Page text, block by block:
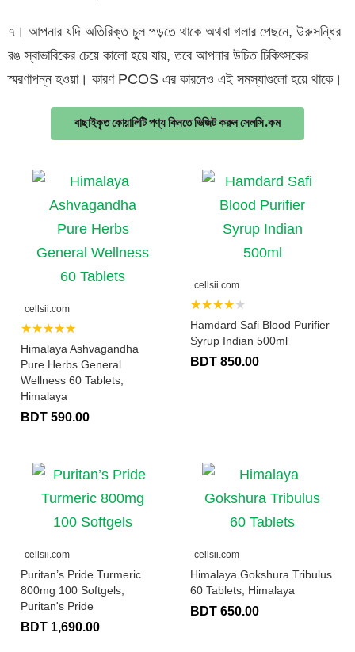
৭। আপনার যদি অতিরিক্ত চুল পড়তে থাকে অথবা গলার পেছনে, উরুসন্ধির
রঙ স্বাভাবিকের চেয়ে কালো হয়ে যায়, তবে আপনার উচিত চিকিৎসকের
স্মরণাপন্ন হওয়া। কারণ PCOS এর কারনেও এই সমস্যাগুলো হয়ে থাকে।
বাছাইকৃত কোয়ালিটি পণ্য কিনতে ভিজিট করুন সেলসি.কম
cellsii.com
★★★★★
Himalaya Ashvagandha
Pure Herbs General
Wellness 60 Tablets,
Himalaya
BDT 590.00
cellsii.com
★★★★★
Hamdard Safi Blood Purifier
Syrup Indian 500ml
BDT 850.00
cellsii.com
Puritan’s Pride Turmeric
800mg 100 Softgels,
Puritan's Pride
BDT 1,690.00
cellsii.com
Himalaya Gokshura Tribulus
60 Tablets, Himalaya
BDT 650.00